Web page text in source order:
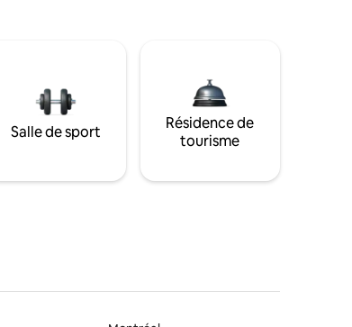
Salle de sport
Résidence de
tourisme